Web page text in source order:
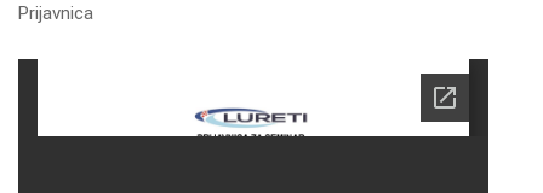
Prijavnica